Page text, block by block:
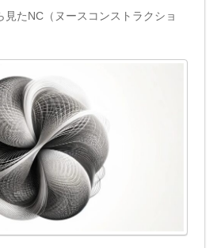
たNC（ヌースコンストラクショ